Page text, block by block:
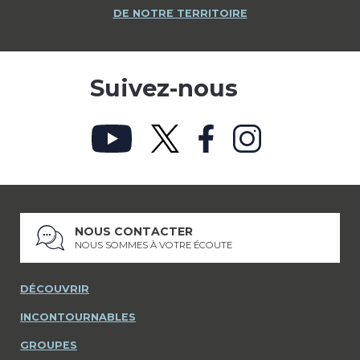
DE NOTRE TERRITOIRE
Suivez-nous
NOUS CONTACTER
NOUS SOMMES À VOTRE ÉCOUTE
DÉCOUVRIR
INCONTOURNABLES
GROUPES